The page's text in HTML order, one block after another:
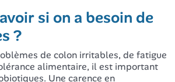
si on a besoin de
?
de colon irritables,de fatigue
alimentaire, il est important
Une carence en